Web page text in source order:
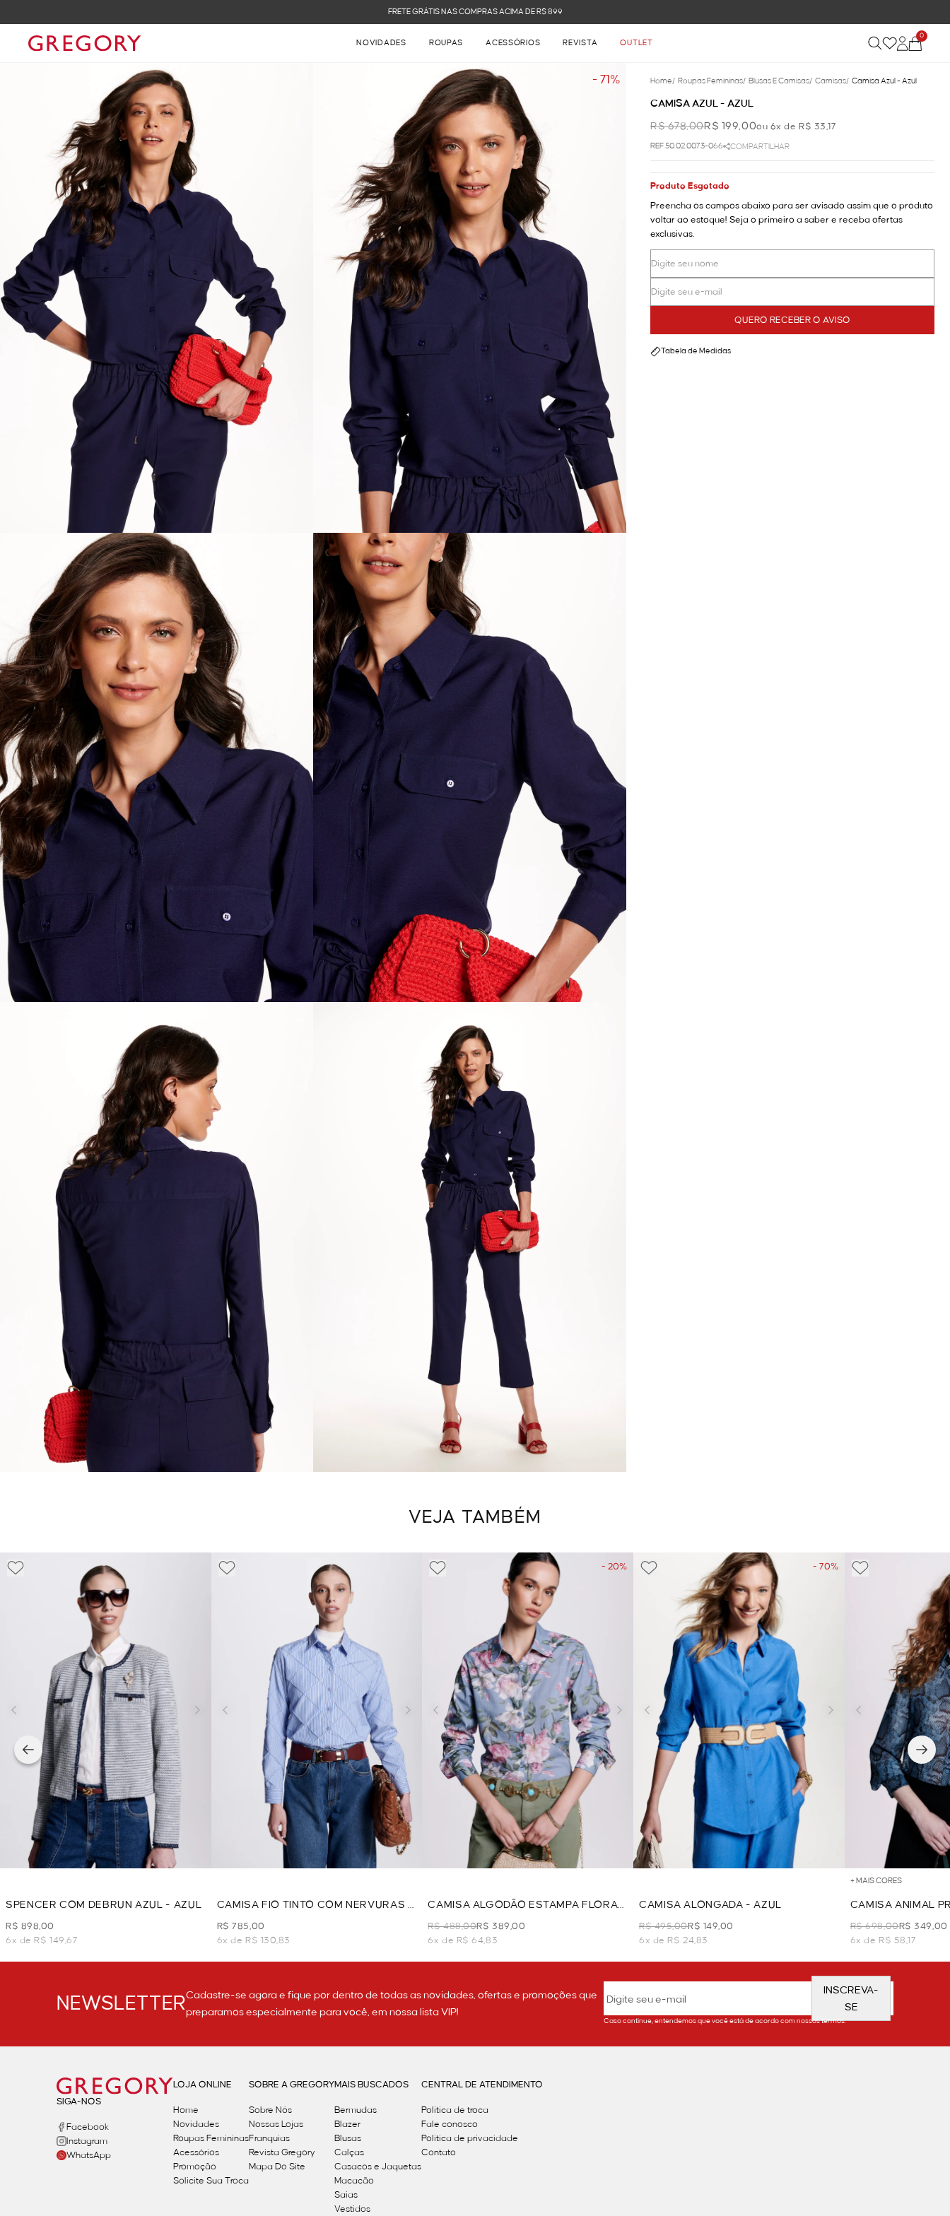
FRETE GRÁTIS NAS COMPRAS ACIMA DE R$ 899
NOVIDADES ROUPAS ACESSÓRIOS REVISTA OUTLET
0
- 71% Home/ Roupas Femininas/ Blusas E Camisas/ Camisas/ Camisa Azul - Azul
CAMISA AZUL - AZUL
R$ 678,00R$ 199,00ou 6x de R$ 33,17
REF.50.02.0073-066 COMPARTILHAR
Produto Esgotado
Preencha os campos abaixo para ser avisado assim que o produto
voltar ao estoque! Seja o primeiro a saber e receba ofertas
exclusivas.
QUERO RECEBER O AVISO
Tabela de Medidas
VEJA TAMBÉM
SPENCER COM DEBRUN AZUL - AZUL
R$ 898,00
6x de R$ 149,67
CAMISA FIO TINTO COM NERVURAS -
AZUL
R$ 785,00
6x de R$ 130,83
- 20%
CAMISA ALGODÃO ESTAMPA FLORAL
- AZUL
R$ 488,00R$ 389,00
6x de R$ 64,83
- 70%
CAMISA ALONGADA - AZUL
R$ 495,00R$ 149,00
6x de R$ 24,83
+ MAIS CORES
CAMISA ANIMAL
R$ 698,00R$ 349,00
6x de R$ 58,17
NEWSLETTERCadastre-se agora e fique por dentro de todas as novidades, ofertas e promoções que
preparamos especialmente para você, em nossa lista VIP!
INSCREVA-
SE
Caso continue, entendemos que você está de acordo com nossos termos.
SIGA-NOS
Facebook
Instagram
WhatsApp
LOJA ONLINE
Home
Novidades
Roupas Femininas
Acessórios
Promoção
Solicite Sua Troca
SOBRE A GREGORY
Sobre Nós
Nossas Lojas
Franquias
Revista Gregory
Mapa Do Site
MAIS BUSCADOS
Bermudas
Blazer
Blusas
Calças
Casacos e Jaquetas
Macacão
Saias
Vestidos
CENTRAL DE ATENDIMENTO
Política de troca
Fale conosco
Politica de privacidade
Contato